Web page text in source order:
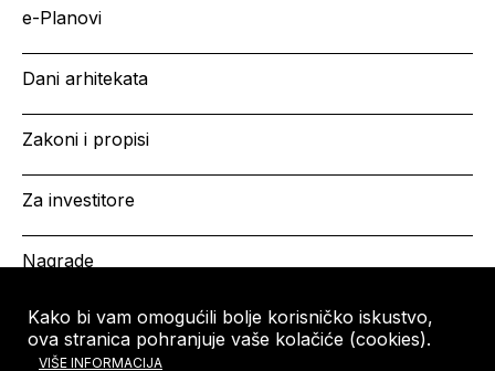
Kako bi vam omogućili bolje korisničko iskustvo,
ova stranica pohranjuje vaše kolačiće (cookies).
VIŠE INFORMACIJA
e-Planovi
Dani arhitekata
Zakoni i propisi
Za investitore
Nagrade
HRVATSKA KOMORA
ARHITEKATA
Copyright © HKA 2026